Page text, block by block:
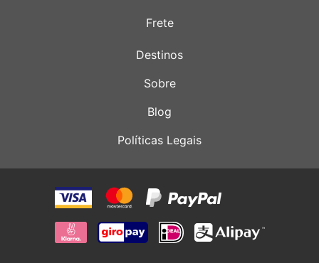
Frete
Destinos
Sobre
Blog
Políticas Legais